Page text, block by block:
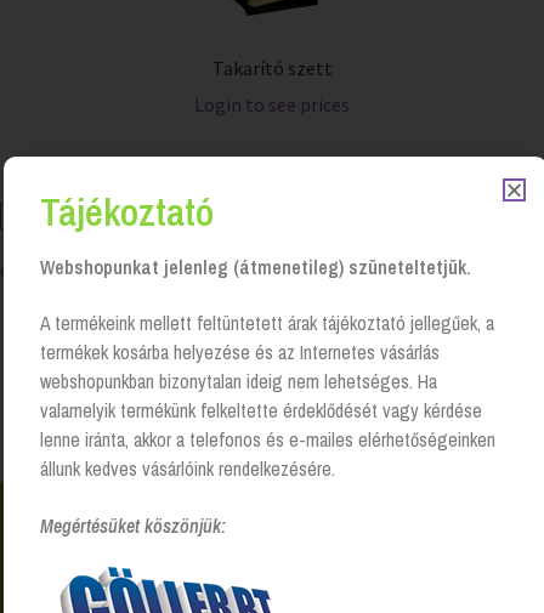
Takarító szett
Login to see prices
Összesen 1 találat
Kezdőlap
“londíner seprű” címkével rendelkező
termékek
Nem találsz valamit? Hívj és segítünk Hétfőtől -
péntekig 8:00 -17:00 +36 20 223 8470
Tájékoztató
Webshopunkat jelenleg (átmenetileg) szüneteltetjük.
A termékeink mellett feltüntetett árak tájékoztató jellegűek, a
termékek kosárba helyezése és az Internetes vásárlás
webshopunkban bizonytalan ideig nem lehetséges. Ha
valamelyik termékünk felkeltette érdeklődését vagy kérdése
lenne iránta, akkor a telefonos és e-mailes elérhetőségeinken
állunk kedves vásárlóink rendelkezésére.
Megértésüket köszönjük: